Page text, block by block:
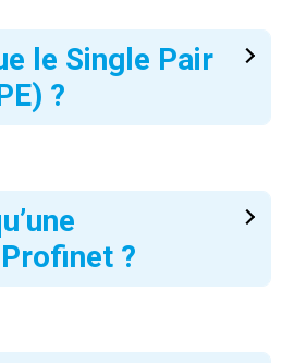
le Single Pair
?
?